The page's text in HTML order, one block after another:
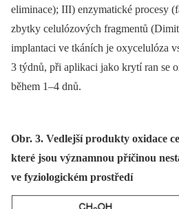
eliminace); III) enzymatické procesy
zbytky celulózových fragmentů
implantaci ve tkáních je oxycelulóza
3 týdnů, při aplikaci jako krytí ran se
během 1–4 dnů.
Obr. 3. Vedlejší produkty oxidace
které jsou významnou příčinou
ve fyziologickém prostředí